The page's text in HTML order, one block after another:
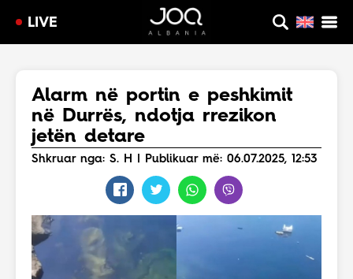
LIVE
Alarm në portin e peshkimit
në Durrës, ndotja rrezikon
jetën detare
Shkruar nga: S. H | Publikuar më: 06.07.2025, 12:53